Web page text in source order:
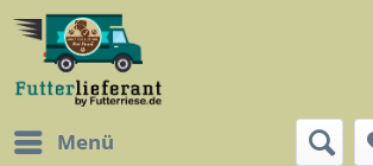
Menü